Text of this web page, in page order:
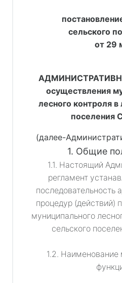
сельского
от 29
осуществления
лесного контроля в
поселения
(далее-
1. Общие
1.1. Настоящий
регламент
последовательность
процедур (действий)
муниципального
сельского
1.2. Наименование